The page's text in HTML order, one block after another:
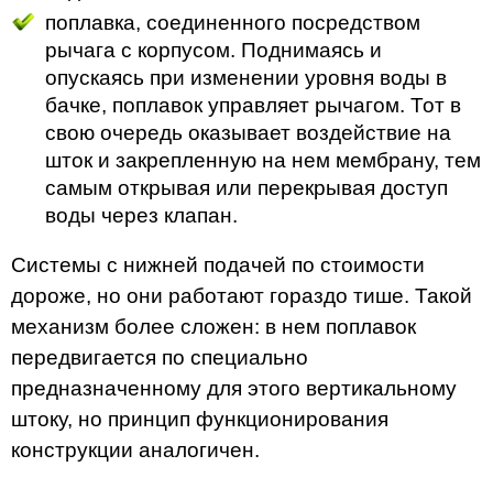
поплавка, соединенного посредством
рычага с корпусом. Поднимаясь и
опускаясь при изменении уровня воды в
бачке, поплавок управляет рычагом. Тот в
свою очередь оказывает воздействие на
шток и закрепленную на нем мембрану, тем
самым открывая или перекрывая доступ
воды через клапан.
Системы с нижней подачей по стоимости
дороже, но они работают гораздо тише. Такой
механизм более сложен: в нем поплавок
передвигается по специально
предназначенному для этого вертикальному
штоку, но принцип функционирования
конструкции аналогичен.